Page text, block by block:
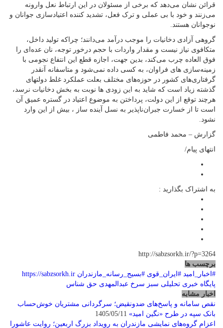
قرائن نشان می‌دهد که برخی از مسئولان در این ارتباط نعل وارونه
می‌زنند و خود با بی عملی و ترک فعل، تشدید کننده اعتیادسازی جوانان و
نوجوانان هستند.
گروهی آزادی دخانیات را موجب درآمد می‌دانند؛ چراکه تولید داخل،
متکافوی نیاز نیست و مقدار واردات با حجم درخور توجه، نان عده‌ای را
فوق العاده چرب می‌کند، بدین جهت، اجازه قطع این انتفاع نجومی با
زمینه‌سازی های فراوان، به کسی داده نمی‌شود و متاسفانه آنقدر
گرفتاری‌های کشور در حوزه‌های مختلف بعلت عملکرد غلط دولتهای
گذشته زیاد است که شاید به این زودی ها نوبت به بخش دخانیات نرسد،
هرچند توقع از این دولت، پرداختن به موضوع اعتیاد در گستره عمیق آن
است تا از خسارت جبران‌ناپذیر به نسل آینده ساز ، بیش از این وارد
نشود.
گزارش – محمد فاطمی
انتهای پیام/
به اشتراک بگذارید :
http://sabzsorkh.ir/?p=3264
برچسب ها
#اخبار_امید #ایران_قوی #بسیج_رسانه_مازندران https://sabzsorkh.ir
پایگاه خبری تحلیلی سبز سرخ عبدالمهدی حق شناس
اخبار مشابه
نقص سامانه و پاسخ‌های ضدونقیض؛ سرگردانی مشتریان خوش‌حساب
بانک سپه در طرح «نگین امید»
اعزام گروه‌های نمایشی مازندران به رویداد بزرگ اربعین؛ روایت عاشورا